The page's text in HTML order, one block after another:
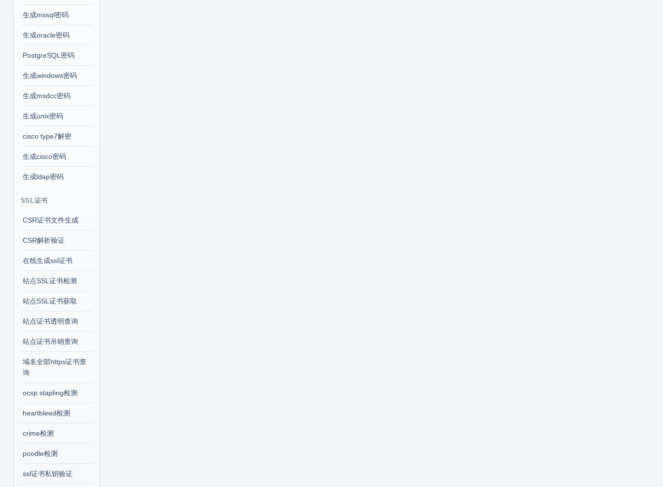
生成mssql密码
生成oracle密码
PostgreSQL密码
生成windows密码
生成msdcc密码
生成unix密码
cisco type7解密
生成cisco密码
生成ldap密码
SSL证书
CSR证书文件生成
CSR解析验证
在线生成ssl证书
站点SSL证书检测
站点SSL证书获取
站点证书透明查询
站点证书吊销查询
域名全部https证书查
询
ocsp stapling检测
heartbleed检测
crime检测
poodle检测
ssl证书私钥验证